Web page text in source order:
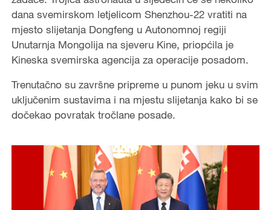
dana svemirskom letjelicom Shenzhou-22 vratiti na
mjesto slijetanja Dongfeng u Autonomnoj regiji
Unutarnja Mongolija na sjeveru Kine, priopćila je
Kineska svemirska agencija za operacije posadom.
Trenutačno su završne pripreme u punom jeku u svim
uključenim sustavima i na mjestu slijetanja kako bi se
dočekao povratak tročlane posade.